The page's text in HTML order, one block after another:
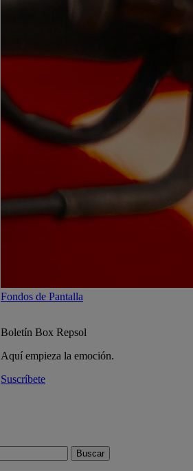
Fondos de Pantalla
Boletín Box Repsol
Aquí empieza la emoción.
Suscríbete